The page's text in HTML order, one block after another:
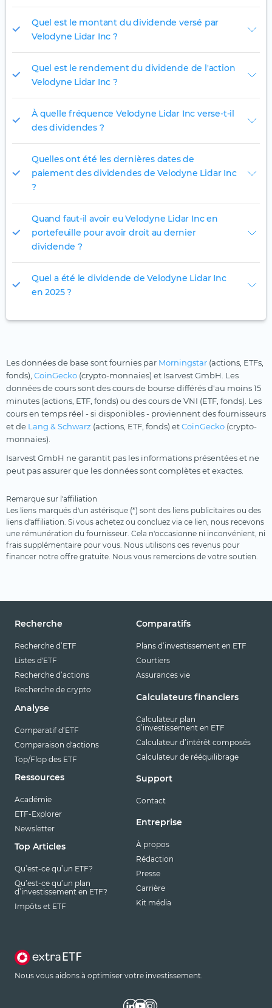
Quel est le montant du dividende versé par
Velodyne Lidar Inc ?
Quel est le rendement du dividende de l'action
Velodyne Lidar Inc ?
À quelle fréquence Velodyne Lidar Inc verse-t-il
des dividendes ?
Quelles ont été les dernières dates de
paiement des dividendes de Velodyne Lidar Inc
?
Quand faut-il avoir eu Velodyne Lidar Inc en
portefeuille pour avoir droit au dernier
dividende ?
Quel a été le dividende de Velodyne Lidar Inc
en 2025 ?
Les données de base sont fournies par Morningstar (actions, ETFs,
fonds), CoinGecko (crypto-monnaies) et Isarvest GmbH. Les
données de cours sont des cours de bourse différés d'au moins 15
minutes (actions, ETF, fonds) ou des cours de VNI (ETF, fonds). Les
cours en temps réel - si disponibles - proviennent des fournisseurs
et de Lang & Schwarz (actions, ETF, fonds) etCoinGecko (crypto-
monnaies).
Isarvest GmbH ne garantit pas les informations présentées et ne
peut pas assurer que les données sont complètes et exactes.
Remarque sur l'affiliation
Les liens marqués d'un astérisque (*) sont des liens publicitaires ou des
liens d'affiliation. Si vous achetez ou concluez via ce lien, nous recevons
une rémunération du fournisseur. Cela n'occasionne ni inconvénient, ni
frais supplémentaire pour vous. Nous utilisons ces revenus pour
financer notre offre gratuite. Nous vous remercions de votre soutien.
Recherche
Recherche d’ETF
Listes d'ETF
Recherche d’actions
Recherche de crypto
Analyse
Comparatif d’ETF
Comparaison d'actions
Top/Flop des ETF
Ressources
Académie
ETF-Explorer
Newsletter
Top Articles
Qu’est-ce qu’un ETF?
Qu’est-ce qu’un plan
d’investissement en ETF?
Impôts et ETF
Comparatifs
Plans d’investissement en ETF
Courtiers
Assurances vie
Calculateurs financiers
Calculateur plan
d’investissement en ETF
Calculateur d’intérêt composés
Calculateur de rééquilibrage
Support
Contact
Entreprise
À propos
Rédaction
Presse
Carrière
Kit média
Nous vous aidons à optimiser votre investissement.